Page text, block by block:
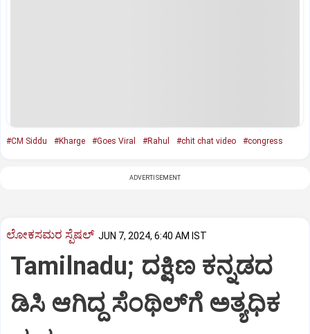
#CM Siddu #Kharge #Goes Viral #Rahul #chit chat video #congress
ADVERTISEMENT
ಲೋಕಸಮರ ಸ್ಪೆಷಲ್‌ JUN 7, 2024, 6:40 AM IST
Tamilnadu; ದಕ್ಷಿಣ ಕನ್ನಡದ
ಡಿಸಿ ಆಗಿದ್ದ ಸೆಂಥಿಲ್‌ಗೆ ಅತ್ಯಧಿಕ